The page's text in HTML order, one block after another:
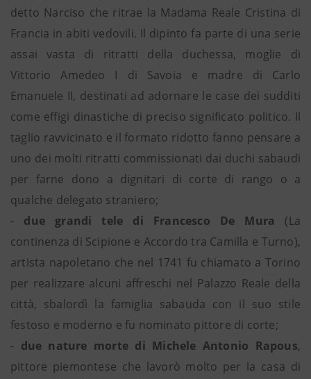
detto Narciso che ritrae la Madama Reale Cristina di
Francia in abiti vedovili. Il dipinto fa parte di una serie
assai vasta di ritratti della duchessa, moglie di
Vittorio Amedeo I di Savoia e madre di Carlo
Emanuele II, destinati ad adornare le case dei sudditi
come effigi dinastiche di preciso significato politico. Il
taglio ravvicinato e il formato ridotto fanno pensare a
uno dei molti ritratti commissionati dai duchi sabaudi
per farne dono a dignitari di corte di rango o a
qualche delegato straniero;
- due grandi tele di Francesco De Mura
(La
continenza di Scipione e Accordo tra Camilla e Turno),
artista napoletano che nel 1741 fu chiamato a Torino
per realizzare alcuni affreschi nel Palazzo Reale della
città, sbalordì la famiglia sabauda con il suo stile
festoso e moderno e fu nominato pittore di corte;
- due nature morte di Michele Antonio Rapous,
pittore piemontese che lavorò molto per la casa di